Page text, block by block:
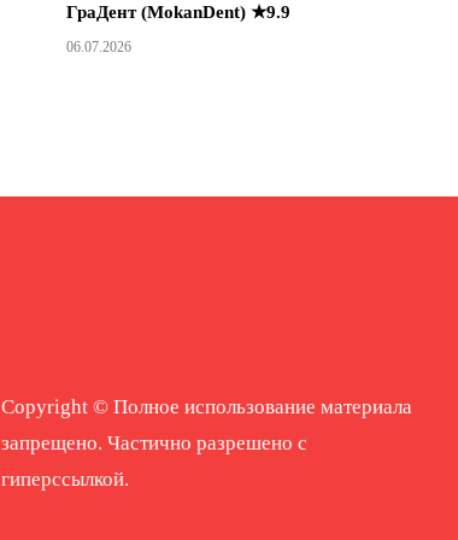
ГраДент (MokanDent) ★9.9
06.07.2026
Copyright © Полное использование материала
запрещено. Частично разрешено с
гиперссылкой.